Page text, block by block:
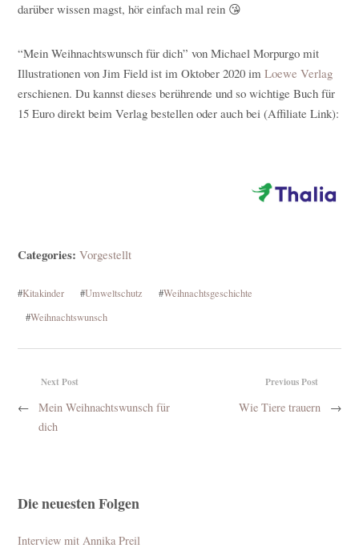
darüber wissen magst, hör einfach mal rein 😘
“Mein Weihnachtswunsch für dich” von Michael Morpurgo mit
Illustrationen von Jim Field ist im Oktober 2020 imLoewe Verlag
erschienen. Du kannst dieses berührende und so wichtige Buch für
15 Euro direkt beim Verlag bestellen oder auch bei (Affiliate Link):
Categories:Vorgestellt
#Kitakinder #Umweltschutz #Weihnachtsgeschichte
#Weihnachtswunsch
Previous Post
Wie Tiere trauern →
Next Post
←
Mein Weihnachtswunsch für
dich
Die neuesten Folgen
Interview mit Annika Preil